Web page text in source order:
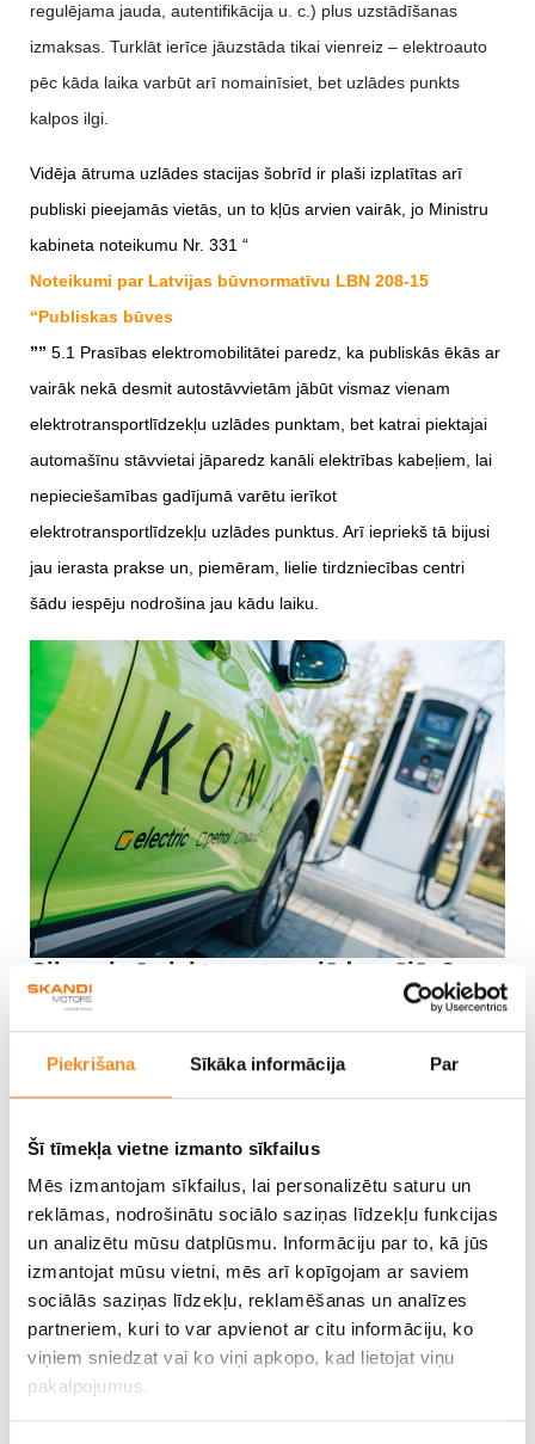
Piekrišana Sīkāka informācija Par
Šī tīmekļa vietne izmanto sīkfailus
Mēs izmantojam sīkfailus, lai personalizētu saturu un
reklāmas, nodrošinātu sociālo saziņas līdzekļu funkcijas
un analizētu mūsu datplūsmu. Informāciju par to, kā jūs
izmantojat mūsu vietni, mēs arī kopīgojam ar saviem
sociālās saziņas līdzekļu, reklamēšanas un analīzes
partneriem, kuri to var apvienot ar citu informāciju, ko
viņiem sniedzat vai ko viņi apkopo, kad lietojat viņu
pakalpojumus.
regulējama jauda, autentifikācija u. c.) plus uzstādīšanas
izmaksas. Turklāt ierīce jāuzstāda tikai vienreiz – elektroauto
pēc kāda laika varbūt arī nomainīsiet, bet uzlādes punkts
kalpos ilgi.
Vidēja ātruma uzlādes stacijas šobrīd ir plaši izplatītas arī
publiski pieejamās vietās, un to kļūs arvien vairāk, jo Ministru
kabineta noteikumu Nr. 331 “
Noteikumi par Latvijas būvnormatīvu LBN 208-15
“Publiskas būves
”” 5.1 Prasības elektromobilitātei paredz, ka publiskās ēkās ar
vairāk nekā desmit autostāvvietām jābūt vismaz vienam
elektrotransportlīdzekļu uzlādes punktam, bet katrai piektajai
automašīnu stāvvietai jāparedz kanāli elektrības kabeļiem, lai
nepieciešamības gadījumā varētu ierīkot
elektrotransportlīdzekļu uzlādes punktus. Arī iepriekš tā bijusi
jau ierasta prakse un, piemēram, lielie tirdzniecības centri
šādu iespēju nodrošina jau kādu laiku.
Cik maksā elektroauto uzlāde mājās?
finansiālais ietaupījums. Publiskajā telpā šobrīd tiek
piekoptas dažādas prakses – daži tirdzniecības centri klientiem
bet ne par uzlādi, vēl kāds piekopj praksi iekasēt simbolisku
samaksu par patērēto elektrību. Toties maksas uzlādes vietās,
kādu Rīgā ir vairākums, tomēr jārēķinās ar uzcenojumu.
Izdevīgāk ir elektroauto uzlādēt mājās, jo tur jāmaksā tikai
par patērēto elektrību. Rīgā strauji attīstās elektroauto
uzlādes punktu tīkls, jo galvaspilsētā arī mīt visvairāk
elektroauto lietotāju. Savā telefonā iespējams ielādēt speciālu